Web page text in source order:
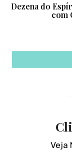
Dezena do
com
Veja